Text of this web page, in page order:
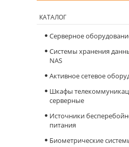
КАТАЛОГ
Серверное
Системы хранения
NAS
Активное сетевое
Шкафы
серверные
Источники
питания
Биометрические